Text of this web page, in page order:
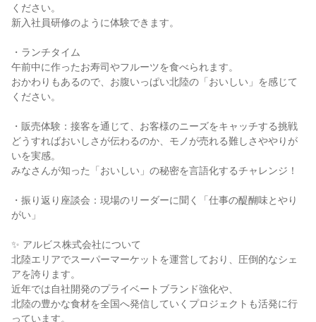
ください。
新入社員研修のように体験できます。
・ランチタイム
午前中に作ったお寿司やフルーツを食べられます。
おかわりもあるので、お腹いっぱい北陸の「おいしい」を感じて
ください。
・販売体験：接客を通じて、お客様のニーズをキャッチする挑戦
どうすればおいしさが伝わるのか、モノが売れる難しさややりが
いを実感。
みなさんが知った「おいしい」の秘密を言語化するチャレンジ！
・振り返り座談会：現場のリーダーに聞く「仕事の醍醐味とやり
がい」
✨ アルビス株式会社について
北陸エリアでスーパーマーケットを運営しており、圧倒的なシェ
アを誇ります。
近年では自社開発のプライベートブランド強化や、
北陸の豊かな食材を全国へ発信していくプロジェクトも活発に行
っています。